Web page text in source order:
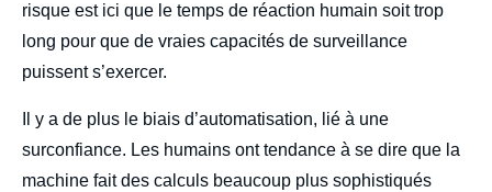
risque est ici que le temps de réaction humain soit trop
long pour que de vraies capacités de surveillance
puissent s’exercer.
Il y a de plus le biais d’automatisation, lié à une
surconfiance. Les humains ont tendance à se dire que la
machine fait des calculs beaucoup plus sophistiqués